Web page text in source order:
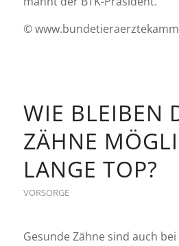
©
WIE BLEIBEN
ZÄHNE
LANGE TOP?
VORSORGE
Gesunde Zähne sind auch